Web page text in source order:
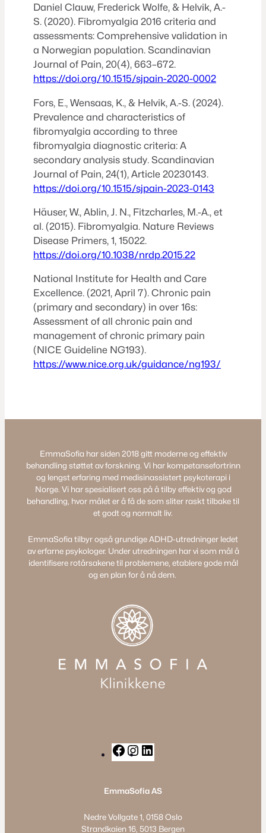
Daniel Clauw, Frederick Wolfe, & Helvik, A.-
S. (2020). Fibromyalgia 2016 criteria and
assessments: Comprehensive validation in
a Norwegian population. Scandinavian
Journal of Pain, 20(4), 663–672.
https://doi.org/10.1515/sjpain-2020-0002
Fors, E., Wensaas, K., & Helvik, A.-S. (2024).
Prevalence and characteristics of
fibromyalgia according to three
fibromyalgia diagnostic criteria: A
secondary analysis study. Scandinavian
Journal of Pain, 24(1), Article 20230143.
https://doi.org/10.1515/sjpain-2023-0143
Häuser, W., Ablin, J. N., Fitzcharles, M.-A., et
al. (2015). Fibromyalgia. Nature Reviews
Disease Primers, 1, 15022.
https://doi.org/10.1038/nrdp.2015.22
National Institute for Health and Care
Excellence. (2021, April 7). Chronic pain
(primary and secondary) in over 16s:
Assessment of all chronic pain and
management of chronic primary pain
(NICE Guideline NG193).
https://www.nice.org.uk/guidance/ng193/
EmmaSofia har siden 2018 gitt moderne og effektiv
behandling støttet av forskning. Vi har kompetansefortrinn
og lengst erfaring med medisinassistert psykoterapi i
Norge. Vi har spesialisert oss på å tilby effektiv og god
behandling, hvor målet er å få de som sliter raskt tilbake til
et godt og normalt liv.
EmmaSofia tilbyr også grundige ADHD-utredninger ledet
av erfarne psykologer. Under utredningen har vi som mål å
identifisere rotårsakene til problemene, etablere gode mål
og en plan for å nå dem.
F
a
e
o
I
n
t
g
i
k
d
EmmaSofia AS
Nedre Vollgate 1, 0158 Oslo
Strandkaien 16, 5013 Bergen